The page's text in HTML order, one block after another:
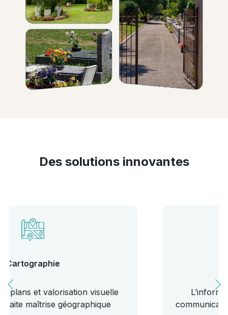
Des solutions innovantes
L’information en ligne 24h/24 pour une
communication renforcée avec vos administrés